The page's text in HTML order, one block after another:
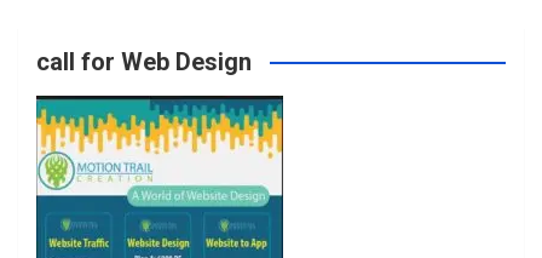
o
k
r
a
call for Web Design